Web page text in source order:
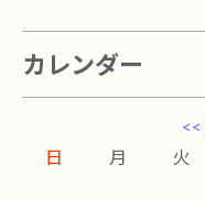
カレンダー
<<
日
月 火